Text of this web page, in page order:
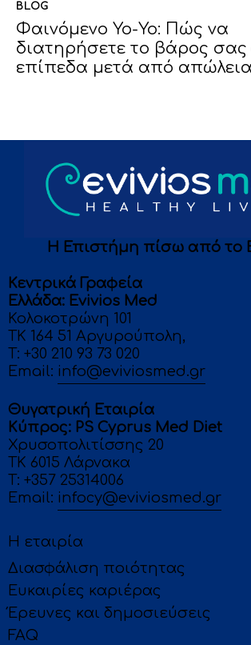
BLOG
Φαινόμενο Yo-Yo: Πώς να
διατηρήσετε το βάρος σας
επίπεδα μετά από απώλεια
Η Επιστήμη πίσω από το
Κεντρικά Γραφεία
Eλλάδα: Evivios Med
Κολοκοτρώνη 101
ΤΚ 164 51 Αργυρούπολη,
T: +30 210 93 73 020
Email: info@eviviosmed.gr
Θυγατρική Εταιρία
Κύπρος: PS Cyprus Med Diet
Χρυσοπολιτίσσης 20
ΤΚ 6015 Λάρνακα
T: +357 25314006
Email: infocy@eviviosmed.gr
Η εταιρία
Διασφάλιση ποιότητας
Ευκαιρίες καριέρας
Έρευνες και δημοσιεύσεις
FAQ